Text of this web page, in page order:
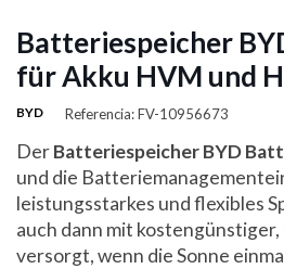
Batteriespeicher
für Akku HVM und
BYD Referencia: FV-10956673
DerBatteriespeicher BYD
und die
leistungsstarkes und flexibles
auch dann mit
versorgt, wenn die Sonne